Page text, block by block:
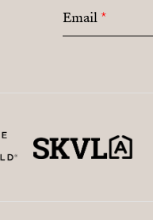
Email*